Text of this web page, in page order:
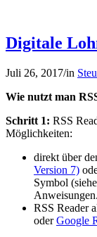
Digitale
Juli 26, 2017/in
Wie nutzt man
Schritt 1: RSS
Möglichkeiten:
direkt über
Version 7)
Symbol
Anweisungen.
RSS Reader
oderGoogle